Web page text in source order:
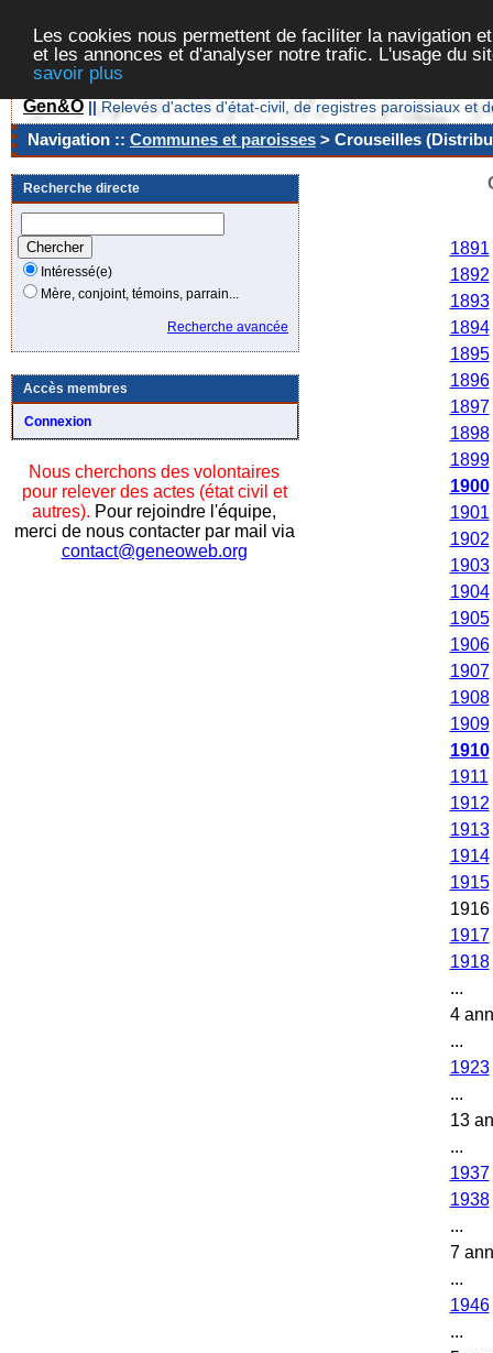
Les cookies nous permettent de faciliter la navigation
et les annonces et d'analyser notre trafic. L'usage du
savoir plus
Gen&O || Relevés d'actes d'état-civil, de registres paroissiaux et
Navigation :: Communes et paroisses > Crouseilles
Recherche directe
Intéressé(e)
Mère, conjoint, témoins, parrain...
Recherche avancée
Accès membres
Connexion
Nous cherchons des volontaires
pour relever des actes (état civil et
autres). Pour rejoindre l'équipe,
merci de nous contacter par mail via
contact@geneoweb.org
1891
1892
1893
1894
1895
1896
1897
1898
1899
1900
1901
1902
1903
1904
1905
1906
1907
1908
1909
1910
1911
1912
1913
1914
1915
1916
1917
1918
...
4
...
1923
...
13
...
1937
1938
...
7
...
1946
...